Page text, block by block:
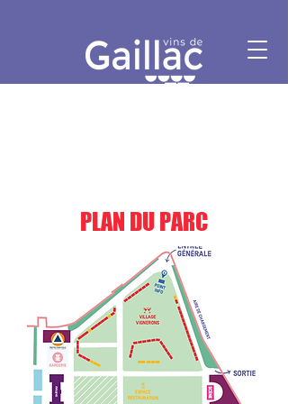
PLAN DU PARC